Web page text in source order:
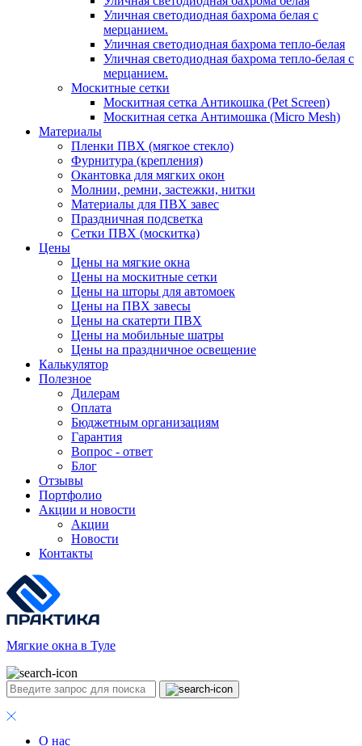
Уличная светодиодная бахрома белая с
мерцанием.
Уличная светодиодная бахрома тепло-белая
Уличная светодиодная бахрома тепло-белая с
мерцанием.
Москитные сетки
Москитная сетка Антикошка (Pet Screen)
Москитная сетка Антимошка (Micro Mesh)
Материалы
Пленки ПВХ (мягкое стекло)
Фурнитура (крепления)
Окантовка для мягких окон
Молнии, ремни, застежки, нитки
Материалы для ПВХ завес
Праздничная подсветка
Сетки ПВХ (москитка)
Цены
Цены на мягкие окна
Цены на москитные сетки
Цены на шторы для автомоек
Цены на ПВХ завесы
Цены на скатерти ПВХ
Цены на мобильные шатры
Цены на праздничное освещение
Калькулятор
Полезное
Дилерам
Оплата
Бюджетным организациям
Гарантия
Вопрос - ответ
Блог
Отзывы
Портфолио
Акции и новости
Акции
Новости
Контакты
Мягкие окна в Туле
О нас